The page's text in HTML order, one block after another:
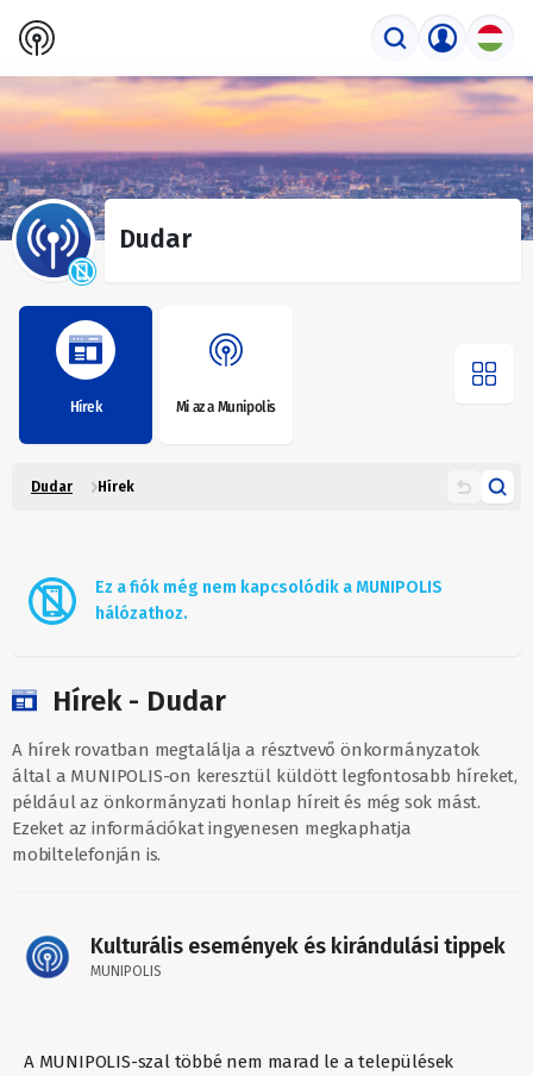
Dudar
Hírek Mi az a Munipolis
Dudar Hírek
Ez a fiók még nem kapcsolódik a MUNIPOLIS
hálózathoz.
Hírek - Dudar
A hírek rovatban megtalálja a résztvevő önkormányzatok
által a MUNIPOLIS-on keresztül küldött legfontosabb híreket,
például az önkormányzati honlap híreit és még sok mást.
Ezeket az információkat ingyenesen megkaphatja
mobiltelefonján is.
Kulturális események és kirándulási tippek
MUNIPOLIS
A MUNIPOLIS-szal többé nem marad le a települések